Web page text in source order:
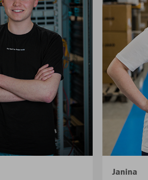
Janina